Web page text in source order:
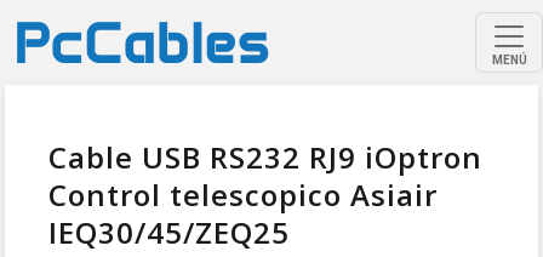
MENÚ
Cable USB RS232 RJ9 iOptron
Control telescopico Asiair
IEQ30/45/ZEQ25